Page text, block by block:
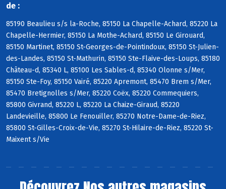
de :
85190 Beaulieu s/s la-Roche, 85150 La Chapelle-Achard, 85220 La
Chapelle-Hermier, 85150 La Mothe-Achard, 85150 Le Girouard,
85150 Martinet, 85150 St-Georges-de-Pointindoux, 85150 St-Julien-
des-Landes, 85150 St-Mathurin, 85150 Ste-Flaive-des-Loups, 85180
Château-d, 85340 L, 85100 Les Sables-d, 85340 Olonne s/Mer,
85150 Ste-Foy, 85150 Vairé, 85220 Apremont, 85470 Brem s/Mer,
85470 Bretignolles s/Mer, 85220 Coëx, 85220 Commequiers,
85800 Givrand, 85220 L, 85220 La Chaize-Giraud, 85220
Landevieille, 85800 Le Fenouiller, 85270 Notre-Dame-de-Riez,
85800 St-Gilles-Croix-de-Vie, 85270 St-Hilaire-de-Riez, 85220 St-
Maixent s/Vie